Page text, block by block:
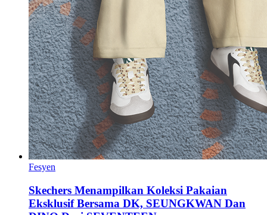
Fesyen
Skechers Menampilkan Koleksi Pakaian
Eksklusif Bersama DK, SEUNGKWAN Dan